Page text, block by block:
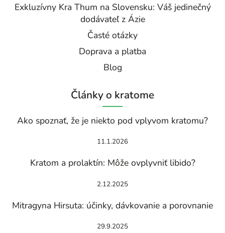
Exkluzívny Kra Thum na Slovensku: Váš jedinečný
dodávateľ z Ázie
Časté otázky
Doprava a platba
Blog
Články o kratome
Ako spoznať, že je niekto pod vplyvom kratomu?
11.1.2026
Kratom a prolaktín: Môže ovplyvniť libido?
2.12.2025
Mitragyna Hirsuta: účinky, dávkovanie a porovnanie
29.9.2025